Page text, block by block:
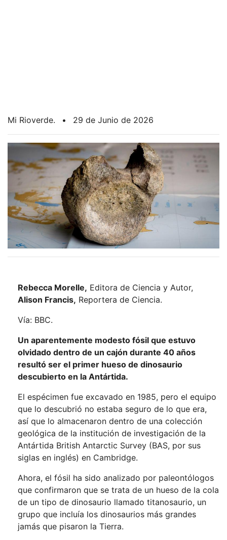
Mi Rioverde. • 29 de Junio de 2026
Rebecca Morelle, Editora de Ciencia y Autor,
Alison Francis, Reportera de Ciencia.
Vía: BBC.
Un aparentemente modesto fósil que estuvo
olvidado dentro de un cajón durante 40 años
resultó ser el primer hueso de dinosaurio
descubierto en la Antártida.
El espécimen fue excavado en 1985, pero el equipo
que lo descubrió no estaba seguro de lo que era,
así que lo almacenaron dentro de una colección
geológica de la institución de investigación de la
Antártida British Antarctic Survey (BAS, por sus
siglas en inglés) en Cambridge.
Ahora, el fósil ha sido analizado por paleontólogos
que confirmaron que se trata de un hueso de la cola
de un tipo de dinosaurio llamado titanosaurio, un
grupo que incluía los dinosaurios más grandes
jamás que pisaron la Tierra.